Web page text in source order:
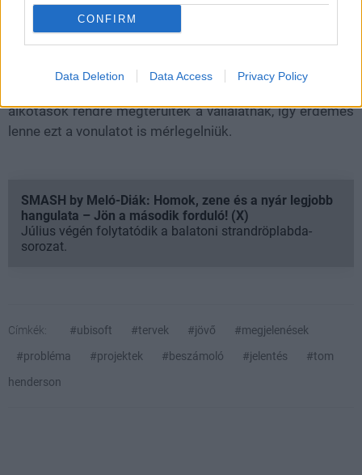
CONFIRM
Data Deletion Data Access Privacy Policy
átszervezése, a munkahelyi légkör javítása is az
elsődleges célok között kellene hogy szerepeljen,
amikkel idővel megállítható lenne az erős lejtmenet. A
közösség visszajelzései is erről árulkodnak: a már jól
alkotások rendre megtérültek a vállalatnak, így érdemes
lenne ezt a vonulatot is mérlegelniük.
SMASH by Meló-Diák: Homok, zene és a nyár legjobb
hangulata – Jön a második forduló! (X)
Július végén folytatódik a balatoni strandröplabda-
sorozat.
Címkék: #ubisoft #tervek #jövő
#megjelenések
#probléma
#projektek #beszámoló #jelentés
#tom
henderson